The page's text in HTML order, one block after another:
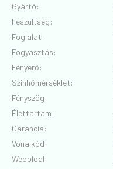
Gyártó:
Feszültség:
Foglalat:
Fogyasztás:
Fényerő:
Színhőmérséklet:
Fényszög:
Élettartam:
Garancia:
Vonalkód:
Weboldal: